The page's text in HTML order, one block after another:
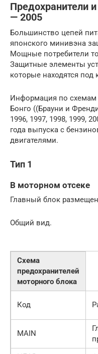
Предохранители
— 2005
Большинство цепей
японского минивэна
Мощные потребители
Защитные элементы
которые находятся под
Информация по схемам
Бонго ((Брауни и
1996, 1997, 1998, 1999,
года выпуска с
двигателями.
Тип 1
В моторном отсеке
Главный блок
Общий вид.
Схема
предохранителей
моторного блока
Код
MAIN